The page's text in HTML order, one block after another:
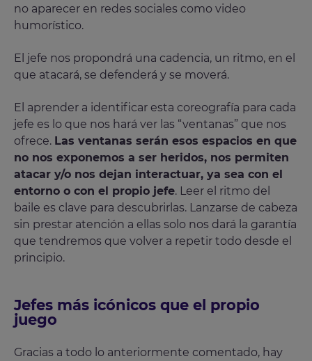
no aparecer en redes sociales como video
humorístico.
El jefe nos propondrá una cadencia, un ritmo, en el
que atacará, se defenderá y se moverá.
El aprender a identificar esta coreografía para cada
jefe es lo que nos hará ver las “ventanas” que nos
ofrece. Las ventanas serán esos espacios en que
no nos exponemos a ser heridos, nos permiten
atacar y/o nos dejan interactuar, ya sea con el
entorno o con el propio jefe. Leer el ritmo del
baile es clave para descubrirlas. Lanzarse de cabeza
sin prestar atención a ellas solo nos dará la garantía
que tendremos que volver a repetir todo desde el
principio.
Jefes más icónicos que el propio
juego
Gracias a todo lo anteriormente comentado, hay